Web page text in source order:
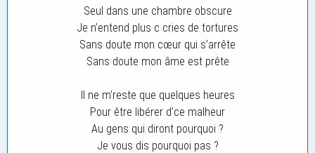
Seul dans une chambre obscure
Je n’entend plus c cries de tortures
Sans doute mon cœur qui s’arrête
Sans doute mon âme est prête
Il ne m’reste que quelques heures
Pour être libérer d’ce malheur
Au gens qui diront pourquoi ?
Je vous dis pourquoi pas ?